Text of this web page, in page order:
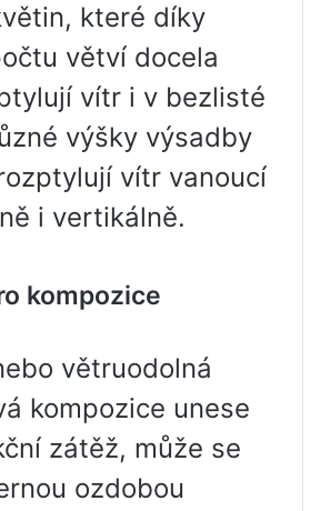
které díky
větví docela
vítr i v bezlisté
výšky výsadby
vítr vanoucí
i vertikálně.
kompozice
větruodolná
kompozice unese
zátěž, může se
ozdobou